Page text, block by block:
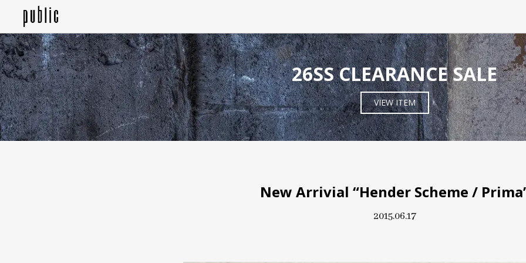
26SS CLEARANCE SALE
VIEW ITEM
New Arrivial “Hender Scheme /
2015.06.17